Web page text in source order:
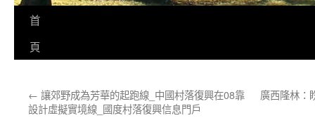
首
頁
← 讓郊野成為芳華的起跑線_中國村落復興在08靠
設計虛擬實境線_國度村落復興信息門戶
廣西隆林：